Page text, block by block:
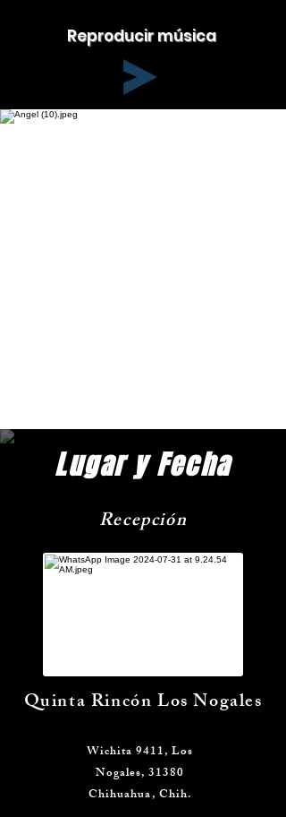
Reproducir música
Lugar y Fecha
Recepción
Quinta Rincón Los Nogales
Wichita 9411, Los
Nogales, 31380
Chihuahua, Chih.